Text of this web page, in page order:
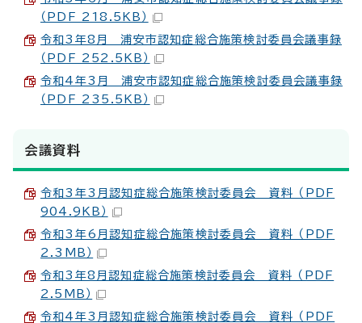
（PDF 218.5KB）
令和3年8月 浦安市認知症総合施策検討委員会議事録
（PDF 252.5KB）
令和4年3月 浦安市認知症総合施策検討委員会議事録
（PDF 235.5KB）
会議資料
令和3年3月認知症総合施策検討委員会 資料 （PDF
904.9KB）
令和3年6月認知症総合施策検討委員会 資料 （PDF
2.3MB）
令和3年8月認知症総合施策検討委員会 資料 （PDF
2.5MB）
令和4年3月認知症総合施策検討委員会 資料 （PDF